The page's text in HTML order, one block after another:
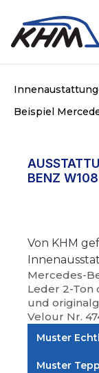
springen
Beispiel
BENZ W108
Von KHM
Mercedes-
Leder 2-Ton
und
Velour Nr.
Muster
Muster